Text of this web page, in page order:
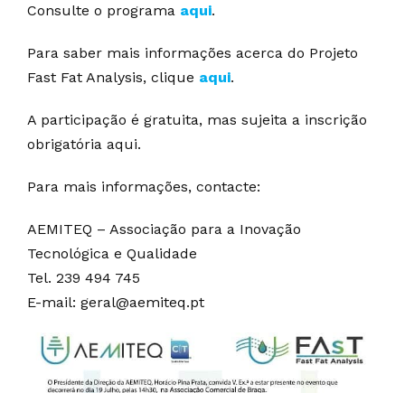
Consulte o programa aqui.
Para saber mais informações acerca do Projeto
Fast Fat Analysis, clique aqui.
A participação é gratuita, mas sujeita a inscrição
obrigatória aqui.
Para mais informações, contacte:
AEMITEQ – Associação para a Inovação
Tecnológica e Qualidade
Tel. 239 494 745
E-mail: geral@aemiteq.pt